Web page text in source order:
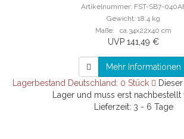
Artikelnummer: FST-SB7-
Gewicht: 18.4 kg
Maße: ca.34x22x40 cm
UVP 141,49 €
Mehr Informationen
Lagerbestand Deutschland: 0 Stück
Lager und muss erst nachbestellt
Lieferzeit: 3 - 6 Tage